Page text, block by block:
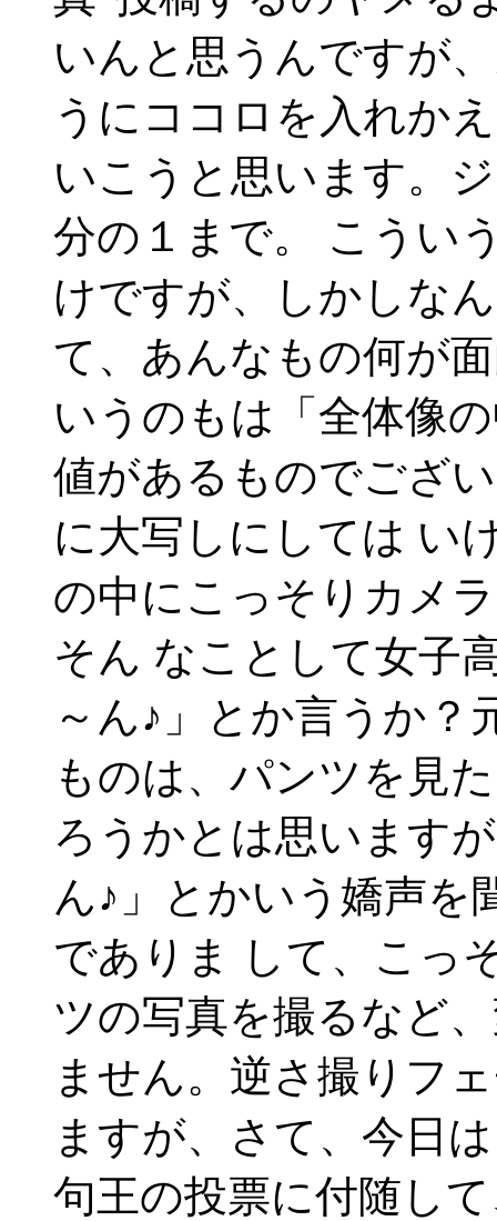
いんと思うんですが
うにココロを入れか
いこうと思います。
分の１まで。 こうい
けですが、しかしな
て、あんなもの何が
いうのもは「全体像
値があるものでござ
に大写しにしては い
の中にこっそりカメ
そん なことして女子
～ん♪」とか言うか？
ものは、パンツを見
ろうかとは思います
ん♪」とかいう嬌声を
でありま して、こっ
ツの写真を撮るなど
ません。逆さ撮りフ
ますが、さて、今日
句王の投票に付随し